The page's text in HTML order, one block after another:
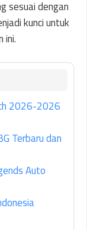
sesuai dengan
kunci untuk
ini.
2026-2026
Terbaru dan
Auto